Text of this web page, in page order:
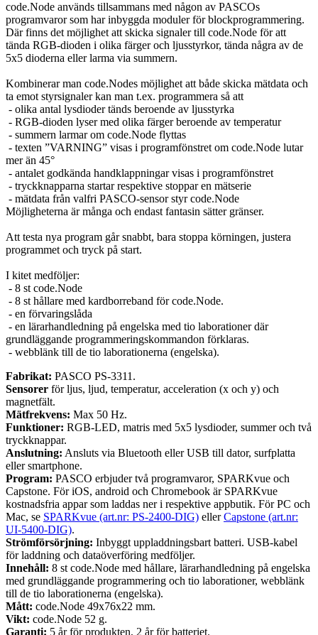
code.Node används tillsammans med någon av PASCOs
programvaror som har inbyggda moduler för blockprogrammering.
Där finns det möjlighet att skicka signaler till code.Node för att
tända RGB-dioden i olika färger och ljusstyrkor, tända några av de
5x5 dioderna eller larma via summern.
Kombinerar man code.Nodes möjlighet att både skicka mätdata och
ta emot styrsignaler kan man t.ex. programmera så att
- olika antal lysdioder tänds beroende av ljusstyrka
- RGB-dioden lyser med olika färger beroende av temperatur
- summern larmar om code.Node flyttas
- texten ”VARNING” visas i programfönstret om code.Node lutar
mer än 45°
- antalet godkända handklappningar visas i programfönstret
- tryckknapparna startar respektive stoppar en mätserie
- mätdata från valfri PASCO-sensor styr code.Node
Möjligheterna är många och endast fantasin sätter gränser.
Att testa nya program går snabbt, bara stoppa körningen, justera
programmet och tryck på start.
I kitet medföljer:
- 8 st code.Node
- 8 st hållare med kardborreband för code.Node.
- en förvaringslåda
- en lärarhandledning på engelska med tio laborationer där
grundläggande programmeringskommandon förklaras.
- webblänk till de tio laborationerna (engelska).
Fabrikat: PASCO PS-3311.
Sensorer för ljus, ljud, temperatur, acceleration (x och y) och
magnetfält.
Mätfrekvens: Max 50 Hz.
Funktioner: RGB-LED, matris med 5x5 lysdioder, summer och två
tryckknappar.
Anslutning: Ansluts via Bluetooth eller USB till dator, surfplatta
eller smartphone.
Program: PASCO erbjuder två programvaror, SPARKvue och
Capstone. För iOS, android och Chromebook är SPARKvue
kostnadsfria appar som laddas ner i respektive appbutik. För PC och
Mac, se SPARKvue (art.nr: PS-2400-DIG) ellerCapstone (art.nr:
UI-5400-DIG).
Strömförsörjning: Inbyggt uppladdningsbart batteri. USB-kabel
för laddning och dataöverföring medföljer.
Innehåll: 8 st code.Node med hållare, lärarhandledning på engelska
med grundläggande programmering och tio laborationer, webblänk
till de tio laborationerna (engelska).
Mått: code.Node 49x76x22 mm.
Vikt: code.Node 52 g.
Garanti: 5 år för produkten, 2 år för batteriet.